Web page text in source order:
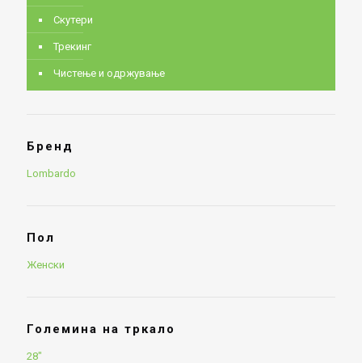
Скутери
Трекинг
Чистење и одржување
Бренд
Lombardo
Пол
Женски
Големина на тркало
28"